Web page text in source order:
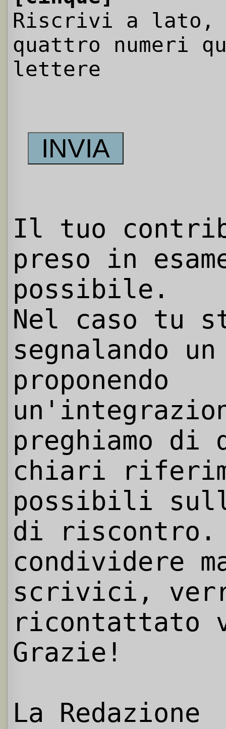
Riscrivi a
quattro numeri
lettere
Il tuo
preso in
possibile.
Nel caso tu
segnalando
proponendo
preghiamo
chiari
possibili
di riscontro.
condividere
scrivici,
ricontattato
Grazie!
La Redazione